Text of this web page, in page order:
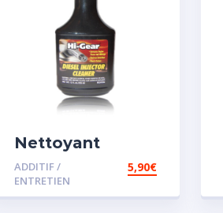
Nettoyant
injecteur diesel
ADDITIF /
ENTRETIEN
5,90€